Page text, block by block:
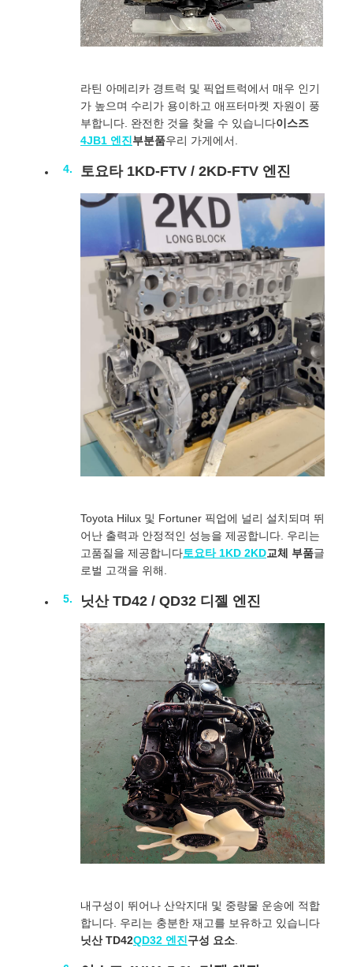
라틴 아메리카 경트럭 및 픽업트럭에서 매우 인기
가 높으며 수리가 용이하고 애프터마켓 자원이 풍
부합니다. 완전한 것을 찾을 수 있습니다이스즈
4JB1 엔진부분품우리 가게에서.
토요타 1KD-FTV / 2KD-FTV 엔진
Toyota Hilux 및 Fortuner 픽업에 널리 설치되며 뛰
어난 출력과 안정적인 성능을 제공합니다. 우리는
고품질을 제공합니다토요타 1KD 2KD교체 부품글
로벌 고객을 위해.
닛산 TD42 / QD32 디젤 엔진
내구성이 뛰어나 산악지대 및 중량물 운송에 적합
합니다. 우리는 충분한 재고를 보유하고 있습니다
닛산 TD42QD32 엔진구성 요소.